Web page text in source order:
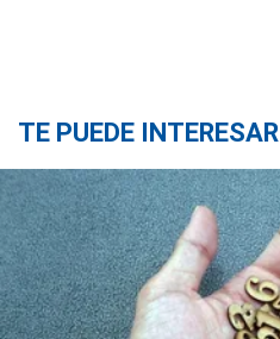
TE PUEDE INTERESAR